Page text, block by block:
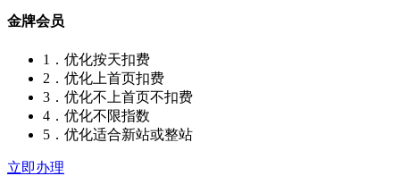
金牌会员
1．优化按天扣费
2．优化上首页扣费
3．优化不上首页不扣费
4．优化不限指数
5．优化适合新站或整站
立即办理